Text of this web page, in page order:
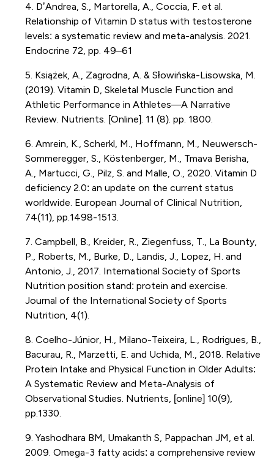
4. D’Andrea, S., Martorella, A., Coccia, F. et al.
Relationship of Vitamin D status with testosterone
levels: a systematic review and meta-analysis. 2021.
Endocrine 72, pp. 49–61
5. Książek, A., Zagrodna, A. & Słowińska-Lisowska, M.
(2019). Vitamin D, Skeletal Muscle Function and
Athletic Performance in Athletes—A Narrative
Review. Nutrients. [Online]. 11 (8). pp. 1800.
6. Amrein, K., Scherkl, M., Hoffmann, M., Neuwersch-
Sommeregger, S., Köstenberger, M., Tmava Berisha,
A., Martucci, G., Pilz, S. and Malle, O., 2020. Vitamin D
deficiency 2.0: an update on the current status
worldwide. European Journal of Clinical Nutrition,
74(11), pp.1498-1513.
7. Campbell, B., Kreider, R., Ziegenfuss, T., La Bounty,
P., Roberts, M., Burke, D., Landis, J., Lopez, H. and
Antonio, J., 2017. International Society of Sports
Nutrition position stand: protein and exercise.
Journal of the International Society of Sports
Nutrition, 4(1).
8. Coelho-Júnior, H., Milano-Teixeira, L., Rodrigues, B.,
Bacurau, R., Marzetti, E. and Uchida, M., 2018. Relative
Protein Intake and Physical Function in Older Adults:
A Systematic Review and Meta-Analysis of
Observational Studies. Nutrients, [online] 10(9),
pp.1330.
9. Yashodhara BM, Umakanth S, Pappachan JM, et al.
2009. Omega-3 fatty acids: a comprehensive review